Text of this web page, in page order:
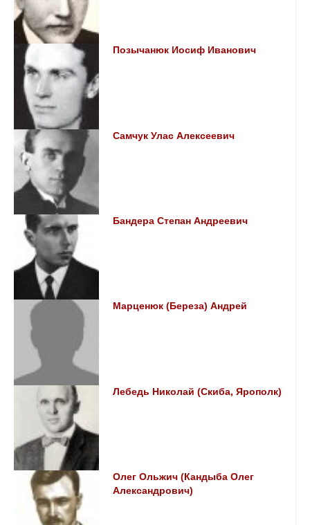
Позычанюк Иосиф Иванович
Самчук Улас Алексеевич
Бандера Степан Андреевич
Марценюк (Береза) Андрей
Лебедь Николай (Скиба, Ярополк)
Олег Ольжич (Кандыба Олег
Александрович)